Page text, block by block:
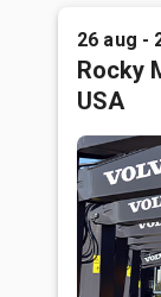
26 aug -
Rocky
USA